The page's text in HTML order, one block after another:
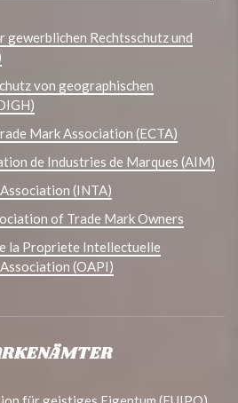
gewerblichen Rechtsschutz und
von geographischen
Mark Association (ECTA)
de Industries de Marques (AIM)
(INTA)
of Trade Mark Owners
la Propriete Intellectuelle
(OAPI)